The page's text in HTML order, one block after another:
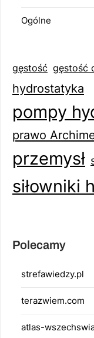
Ogólne
gęstość gęstość
hydrostatyka
pompy
prawo
przemysł
siłowniki
Polecamy
strefawiedzy.pl
terazwiem.com
atlas-